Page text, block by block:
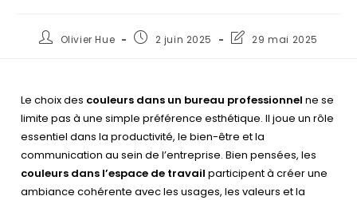
Olivier Hue 2 juin 2025 29 mai 2025
Le choix des couleurs dans un bureau professionnel ne se
limite pas à une simple préférence esthétique. Il joue un rôle
essentiel dans la productivité, le bien-être et la
communication au sein de l’entreprise. Bien pensées, les
couleurs dans l’espace de travail participent à créer une
ambiance cohérente avec les usages, les valeurs et la